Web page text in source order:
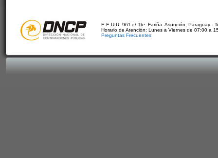
E.E.U.U. 961 c/ Tte. Fariña. Asunción, Paraguay -
Horario de Atención: Lunes a Viernes de 07:00 a
Preguntas Frecuentes